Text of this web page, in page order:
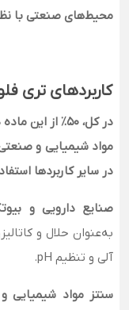
محیط‌های صنعتی با
کاربردهای تری
در سایر کاربردها
صنایع دارویی و
به‌عنوان حلال و
آلی و تنظیم pH.
سنتز مواد شیمیایی